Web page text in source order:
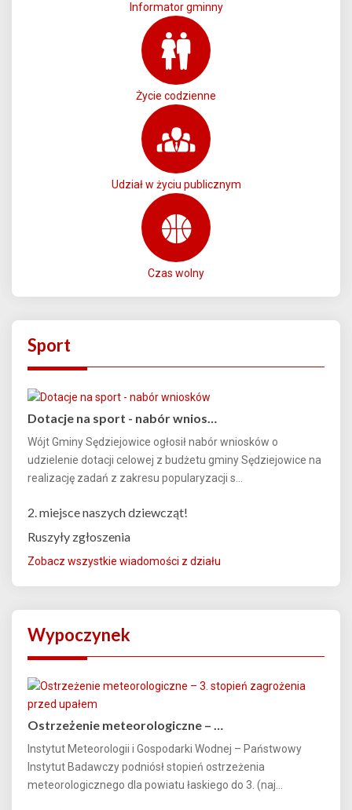
Informator gminny
Życie codzienne
Udział w życiu publicznym
Czas wolny
Sport
Dotacje na sport - nabór wnios…
Wójt Gminy Sędziejowice ogłosił nabór wniosków o
udzielenie dotacji celowej z budżetu gminy Sędziejowice na
realizację zadań z zakresu popularyzacji s...
2. miejsce naszych dziewcząt!
Ruszyły zgłoszenia
Zobacz wszystkie wiadomości z działu
Wypoczynek
Ostrzeżenie meteorologiczne – …
Instytut Meteorologii i Gospodarki Wodnej – Państwowy
Instytut Badawczy podniósł stopień ostrzeżenia
meteorologicznego dla powiatu łaskiego do 3. (naj...